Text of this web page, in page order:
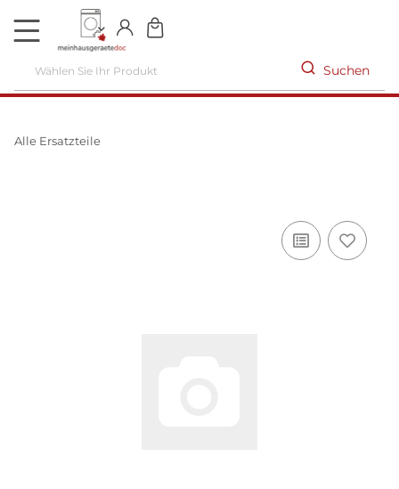
DE
Suchen
Alle Ersatzteile